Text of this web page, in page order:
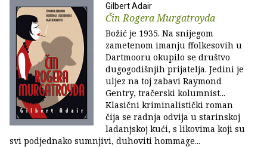
Gilbert Adair
Čin Rogera Murgatroyda
Božić je 1935. Na snijegom
zametenom imanju ffolkesovih u
Dartmooru okupilo se društvo
dugogodišnjih prijatelja. Jedini je
uljez na toj zabavi Raymond
Gentry, tračerski kolumnist...
Klasični kriminalistički roman
čija se radnja odvija u starinskoj
ladanjskoj kući, s likovima koji su
svi podjednako sumnjivi, duhoviti hommage...